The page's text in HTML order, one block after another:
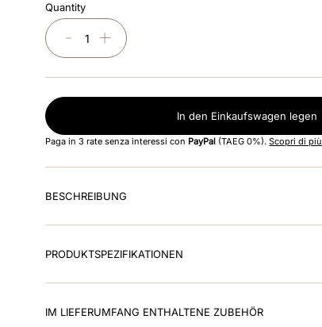
Quantity
＋
－
In den Einkaufswagen legen
Paga in 3 rate senza interessi con PayPal (TAEG 0%).Scopri di più
BESCHREIBUNG
PRODUKTSPEZIFIKATIONEN
IM LIEFERUMFANG ENTHALTENE ZUBEHÖR